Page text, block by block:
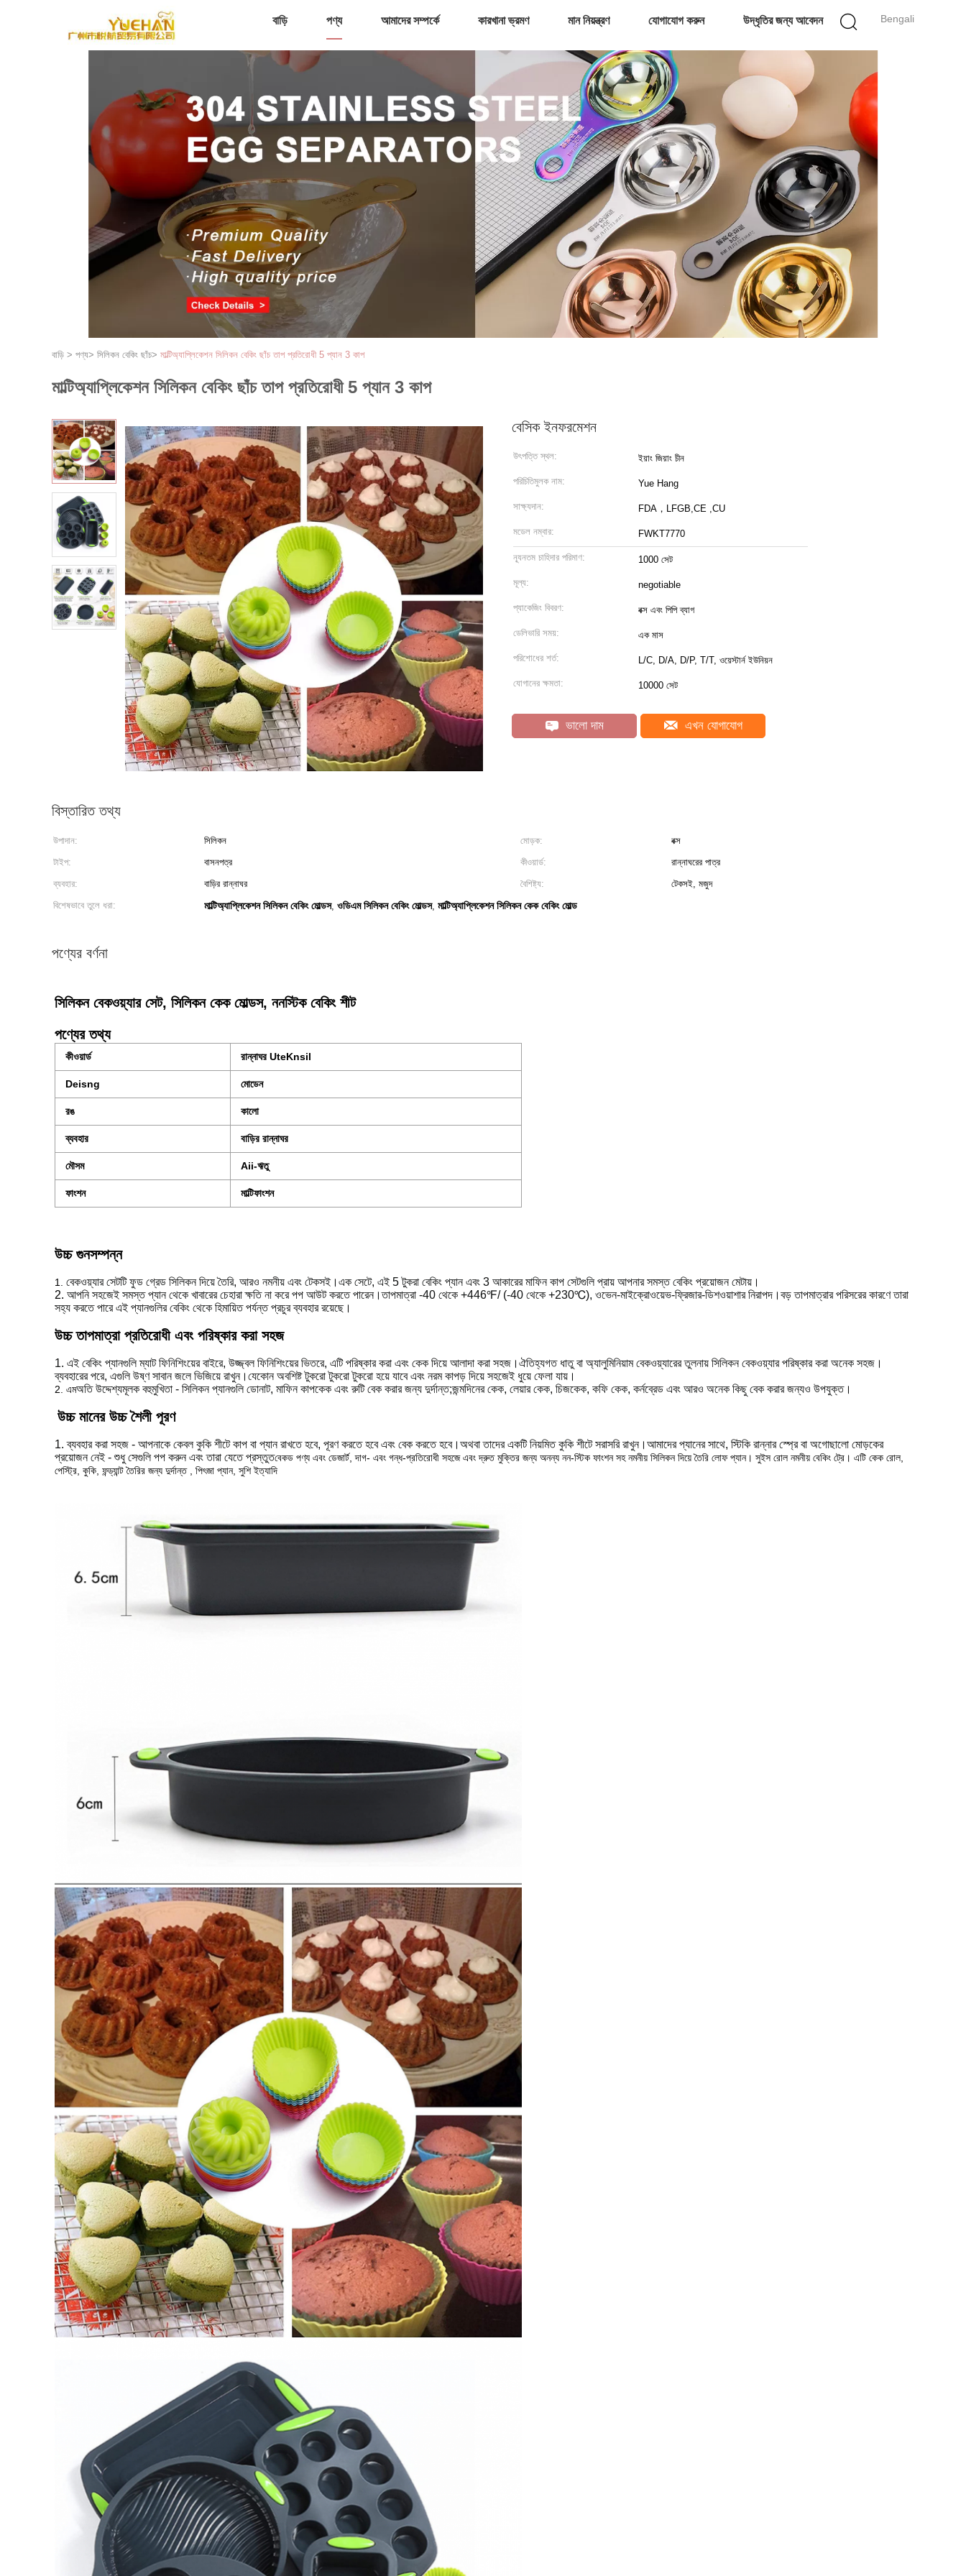
Bengali
বাড়ি পণ্য আমাদের সম্পর্কে কারখানা ভ্রমণ মান নিয়ন্ত্রণ যোগাযোগ করুন উদ্ধৃতির জন্য আবেদন
বাড়ি > পণ্য> সিলিকন বেকিং ছাঁচ> মাল্টিঅ্যাপ্লিকেশন সিলিকন বেকিং ছাঁচ তাপ প্রতিরোধী 5 প্যান 3 কাপ
মাল্টিঅ্যাপ্লিকেশন সিলিকন বেকিং ছাঁচ তাপ প্রতিরোধী 5 প্যান 3 কাপ
বেসিক ইনফরমেশন
উৎপত্তি স্থল: ইয়াং জিয়াং চীন
পরিচিতিমুলক নাম: Yue Hang
সাক্ষ্যদান: FDA，LFGB,CE ,CU
মডেল নম্বার: FWKT7770
ন্যূনতম চাহিদার পরিমাণ: 1000 সেট
মূল্য: negotiable
প্যাকেজিং বিবরণ: বক্স এবং পিপি ব্যাগ
ডেলিভারি সময়: এক মাস
পরিশোধের শর্ত: L/C, D/A, D/P, T/T, ওয়েস্টার্ন ইউনিয়ন
যোগানের ক্ষমতা: 10000 সেট
ভালো দাম এখন যোগাযোগ
বিস্তারিত তথ্য
উপাদান: সিলিকন মোড়ক:
বক্স
টাইপ:
বাসনপত্র কীওয়ার্ড:
রান্নাঘরের পাত্র
ব্যবহার:
বাড়ির রান্নাঘর বৈশিষ্ট্য:
টেকসই, মজুদ
বিশেষভাবে তুলে ধরা:
মাল্টিঅ্যাপ্লিকেশন সিলিকন বেকিং মোল্ডস, ওডিএম সিলিকন বেকিং মোল্ডস, মাল্টিঅ্যাপ্লিকেশন সিলিকন কেক বেকিং মোল্ড
পণ্যের বর্ণনা
সিলিকন বেকওয়্যার সেট, সিলিকন কেক মোল্ডস, ননস্টিক বেকিং শীট
পণ্যের তথ্য
কীওয়ার্ড রান্নাঘর UteKnsil
Deisng মোডেন
রঙ কালো
ব্যবহার বাড়ির রান্নাঘর
মৌসম Aii-ঋতু
ফাংশন মাল্টিফাংশন
উচ্চ গুনসম্পন্ন
1. বেকওয়্যার সেটটি ফুড গ্রেড সিলিকন দিয়ে তৈরি, আরও নমনীয় এবং টেকসই।এক সেটে, এই 5 টুকরা বেকিং প্যান এবং 3 আকারের মাফিন কাপ সেটগুলি প্রায় আপনার সমস্ত বেকিং প্রয়োজন মেটায়।
2. আপনি সহজেই সমস্ত প্যান থেকে খাবারের চেহারা ক্ষতি না করে পপ আউট করতে পারেন।তাপমাত্রা -40 থেকে +446℉/ (-40 থেকে +230℃), ওভেন-মাইক্রোওয়েভ-ফ্রিজার-ডিশওয়াশার নিরাপদ।বড় তাপমাত্রার পরিসরের কারণে তারা
সহ্য করতে পারে এই প্যানগুলির বেকিং থেকে হিমায়িত পর্যন্ত প্রচুর ব্যবহার রয়েছে।
উচ্চ তাপমাত্রা প্রতিরোধী এবং পরিষ্কার করা সহজ
1. এই বেকিং প্যানগুলি ম্যাট ফিনিশিংয়ের বাইরে, উজ্জ্বল ফিনিশিংয়ের ভিতরে, এটি পরিষ্কার করা এবং কেক দিয়ে আলাদা করা সহজ।ঐতিহ্যগত ধাতু বা অ্যালুমিনিয়াম বেকওয়্যারের তুলনায় সিলিকন বেকওয়্যার পরিষ্কার করা অনেক সহজ।
ব্যবহারের পরে, এগুলি উষ্ণ সাবান জলে ভিজিয়ে রাখুন।যেকোন অবশিষ্ট টুকরো টুকরো টুকরো হয়ে যাবে এবং নরম কাপড় দিয়ে সহজেই ধুয়ে ফেলা যায়।
2. এমঅতি উদ্দেশ্যমূলক বহুমুখিতা - সিলিকন প্যানগুলি ডোনাট, মাফিন কাপকেক এবং রুটি বেক করার জন্য দুর্দান্ত;জন্মদিনের কেক, লেয়ার কেক, চিজকেক, কফি কেক, কর্নব্রেড এবং আরও অনেক কিছু বেক করার জন্যও উপযুক্ত।
উচ্চ মানের উচ্চ শৈলী পূরণ
1. ব্যবহার করা সহজ - আপনাকে কেবল কুকি শীটে কাপ বা প্যান রাখতে হবে, পূরণ করতে হবে এবং বেক করতে হবে।অথবা তাদের একটি নিয়মিত কুকি শীটে সরাসরি রাখুন।আমাদের প্যানের সাথে, স্টিকি রান্নার স্প্রে বা অগোছালো মোড়কের
প্রয়োজন নেই - শুধু সেগুলি পপ করুন এবং তারা যেতে প্রস্তুতবেকড পণ্য এবং ডেজার্ট, দাগ- এবং গন্ধ-প্রতিরোধী সহজে এবং দ্রুত মুক্তির জন্য অনন্য নন-স্টিক ফাংশন সহ নমনীয় সিলিকন দিয়ে তৈরি লোফ প্যান। সুইস রোল নমনীয় বেকিং ট্রে। এটি কেক রোল,
পেস্ট্রি, কুকি, ফন্ড্যান্ট তৈরির জন্য দুর্দান্ত , পিৎজা প্যান, সুশি ইত্যাদি